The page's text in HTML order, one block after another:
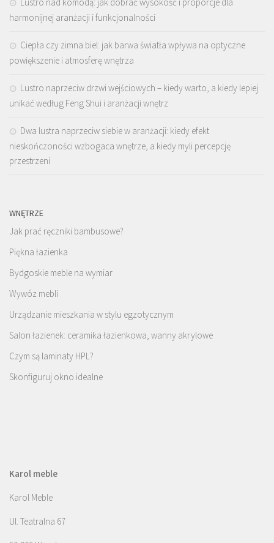
harmonijnej aranżacji i funkcjonalności
Ciepła czy zimna biel: jak barwa światła wpływa na optyczne
powiększenie i atmosferę wnętrza
Lustro naprzeciw drzwi wejściowych – kiedy warto, a kiedy lepiej
unikać według Feng Shui i aranżacji wnętrz
Dwa lustra naprzeciw siebie w aranżacji: kiedy efekt
nieskończoności wzbogaca wnętrze, a kiedy myli percepcję
przestrzeni
WNĘTRZE
Jak prać ręczniki bambusowe?
Piękna łazienka
Bydgoskie meble na wymiar
Wywóz mebli
Urządzanie mieszkania w stylu egzotycznym
Salon łazienek: ceramika łazienkowa, wanny akrylowe
Czym są laminaty HPL?
Skonfiguruj okno idealne
Karol meble
Karol Meble
Ul. Teatralna 67